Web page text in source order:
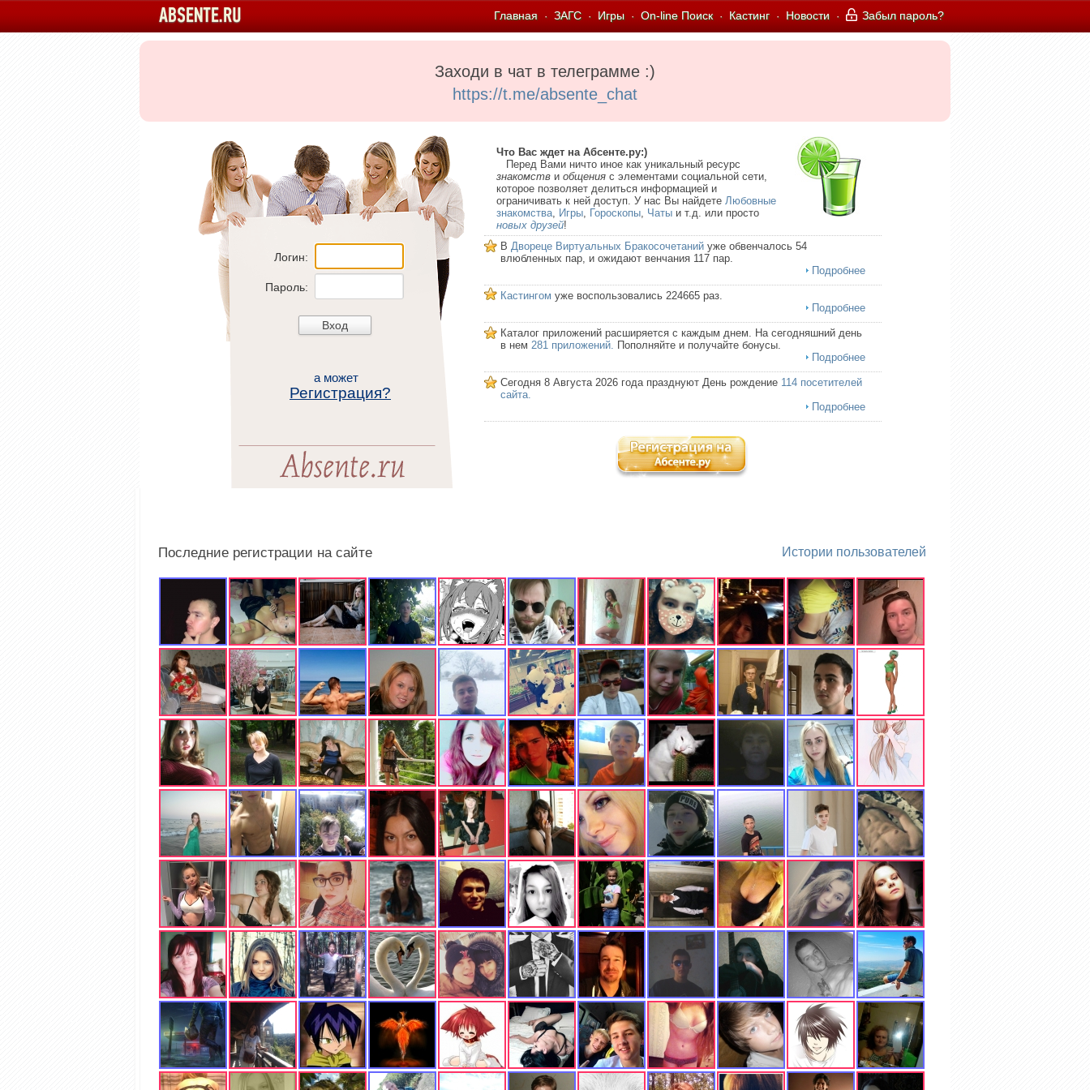
Главная · ЗАГС · Игры · On-line Поиск · Кастинг · Новости · Забыл пароль?
Заходи в чат в телеграмме :)
https://t.me/absente_chat
Логин:
Пароль:
а может
Регистрация?
Что Вас ждет на Абсенте.ру:)
Перед Вами ничто иное как уникальный ресурс
знакомств и общения с элементами социальной сети,
которое позволяет делиться информацией и
ограничивать к ней доступ. У нас Вы найдете Любовные
знакомства, Игры, Гороскопы, Чаты и т.д. или просто
новых друзей!
В Двореце Виртуальных Бракосочетаний уже обвенчалось 54
влюбленных пар, и ожидают венчания 117 пар.
Подробнее
Кастингом уже воспользовались 224665 раз.
Подробнее
Каталог приложений расширяется с каждым днем. На сегодняшний день
в нем 281 приложений. Пополняйте и получайте бонусы.
Подробнее
Сегодня 8 Августа 2026 года празднуют День рождение 114 посетителей
сайта.
Подробнее
Последние регистрации на сайте Истории пользователей